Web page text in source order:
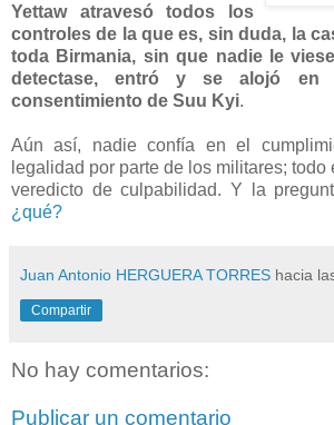
Yettaw atravesó todos los
controles de la que es, sin duda, la
toda Birmania, sin que nadie le
detectase, entró y se alojó
consentimiento de Suu Kyi.
Aún así, nadie confía en el
legalidad por parte de los militares; todo
veredicto de culpabilidad. Y la
¿qué?
Juan Antonio HERGUERA TORRES hacia
Compartir
No hay comentarios:
Publicar un comentario